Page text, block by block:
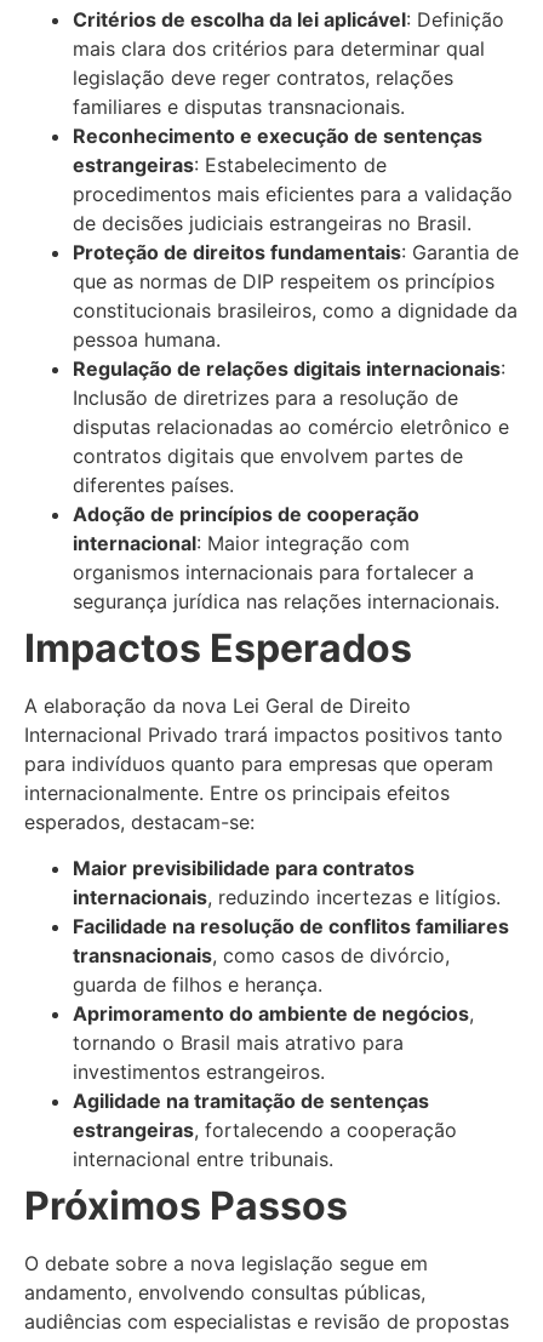
Critérios de escolha da lei aplicável: Definição
mais clara dos critérios para determinar qual
legislação deve reger contratos, relações
familiares e disputas transnacionais.
Reconhecimento e execução de sentenças
estrangeiras: Estabelecimento de
procedimentos mais eficientes para a validação
de decisões judiciais estrangeiras no Brasil.
Proteção de direitos fundamentais: Garantia de
que as normas de DIP respeitem os princípios
constitucionais brasileiros, como a dignidade da
pessoa humana.
Regulação de relações digitais internacionais:
Inclusão de diretrizes para a resolução de
disputas relacionadas ao comércio eletrônico e
contratos digitais que envolvem partes de
diferentes países.
Adoção de princípios de cooperação
internacional: Maior integração com
organismos internacionais para fortalecer a
segurança jurídica nas relações internacionais.
Impactos Esperados
A elaboração da nova Lei Geral de Direito
Internacional Privado trará impactos positivos tanto
para indivíduos quanto para empresas que operam
internacionalmente. Entre os principais efeitos
esperados, destacam-se:
Maior previsibilidade para contratos
internacionais, reduzindo incertezas e litígios.
Facilidade na resolução de conflitos familiares
transnacionais, como casos de divórcio,
guarda de filhos e herança.
Aprimoramento do ambiente de negócios,
tornando o Brasil mais atrativo para
investimentos estrangeiros.
Agilidade na tramitação de sentenças
estrangeiras, fortalecendo a cooperação
internacional entre tribunais.
Próximos Passos
O debate sobre a nova legislação segue em
andamento, envolvendo consultas públicas,
audiências com especialistas e revisão de propostas